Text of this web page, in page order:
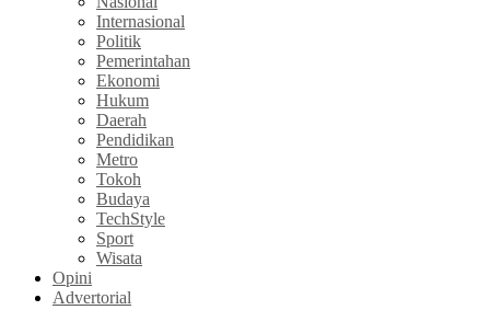
Internasional
Politik
Pemerintahan
Ekonomi
Hukum
Daerah
Pendidikan
Metro
Tokoh
Budaya
TechStyle
Sport
Wisata
Opini
Advertorial